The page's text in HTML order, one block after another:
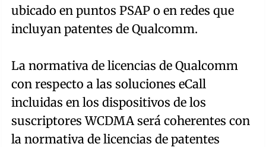
ubicado en puntos PSAP o en redes que
incluyan patentes de Qualcomm.
La normativa de licencias de Qualcomm
con respecto a las soluciones eCall
incluidas en los dispositivos de los
suscriptores WCDMA será coherentes con
la normativa de licencias de patentes